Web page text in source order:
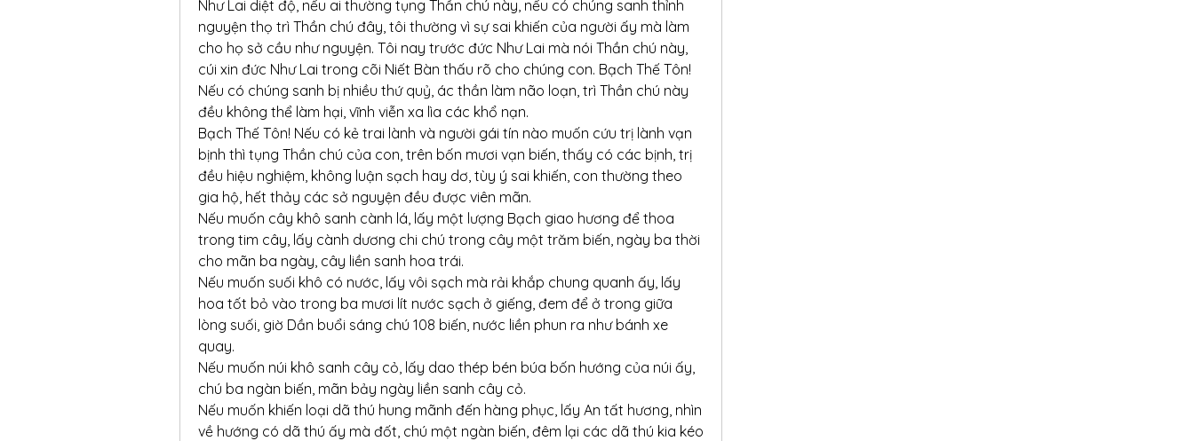
Như Lai diệt độ, nếu ai thường tụng Thần chú này, nếu có chúng sanh thỉnh
nguyện thọ trì Thần chú đây, tôi thường vì sự sai khiến của người ấy mà làm
cho họ sở cầu như nguyện. Tôi nay trước đức Như Lai mà nói Thần chú này,
cúi xin đức Như Lai trong cõi Niết Bàn thấu rõ cho chúng con. Bạch Thế Tôn!
Nếu có chúng sanh bị nhiều thứ quỷ, ác thần làm não loạn, trì Thần chú này
đều không thể làm hại, vĩnh viễn xa lìa các khổ nạn.
Bạch Thế Tôn! Nếu có kẻ trai lành và người gái tín nào muốn cứu trị lành vạn
bịnh thì tụng Thần chú của con, trên bốn mươi vạn biến, thấy có các bịnh, trị
đều hiệu nghiệm, không luận sạch hay dơ, tùy ý sai khiến, con thường theo
gia hộ, hết thảy các sở nguyện đều được viên mãn.
Nếu muốn cây khô sanh cành lá, lấy một lượng Bạch giao hương để thoa
trong tim cây, lấy cành dương chi chú trong cây một trăm biến, ngày ba thời
cho mãn ba ngày, cây liền sanh hoa trái.
Nếu muốn suối khô có nước, lấy vôi sạch mà rải khắp chung quanh ấy, lấy
hoa tốt bỏ vào trong ba mươi lít nước sạch ở giếng, đem để ở trong giữa
lòng suối, giờ Dần buổi sáng chú 108 biến, nước liền phun ra như bánh xe
quay.
Nếu muốn núi khô sanh cây cỏ, lấy dao thép bén búa bốn hướng của núi ấy,
chú ba ngàn biến, mãn bảy ngày liền sanh cây cỏ.
Nếu muốn khiến loại dã thú hung mãnh đến hàng phục, lấy An tất hương, nhìn
về hướng có dã thú ấy mà đốt, chú một ngàn biến, đêm lại các dã thú kia kéo